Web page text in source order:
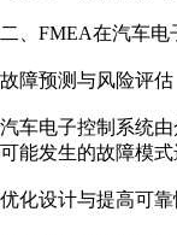
二、FMEA在汽车电
故障预测与风险评估
汽车电子控制系统
可能发生的故障模
优化设计与提高可靠